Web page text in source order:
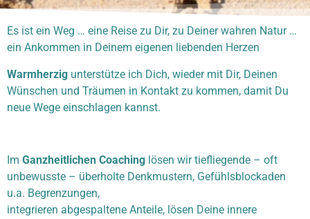
Es ist ein Weg … eine Reise zu Dir, zu Deiner wahren Natur …
ein Ankommen in Deinem eigenen liebenden Herzen
Warmherzig unterstütze ich Dich, wieder mit Dir, Deinen
Wünschen und Träumen in Kontakt zu kommen, damit Du
neue Wege einschlagen kannst.
Im Ganzheitlichen Coaching lösen wir tiefliegende – oft
unbewusste – überholte Denkmustern, Gefühlsblockaden
u.a. Begrenzungen,
integrieren abgespaltene Anteile, lösen Deine innere